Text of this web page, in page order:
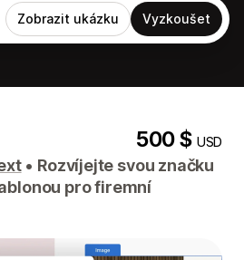
Zobrazit ukázku Vyzkoušet
500 $USD
• Rozvíjejte svou značku
pro firemní